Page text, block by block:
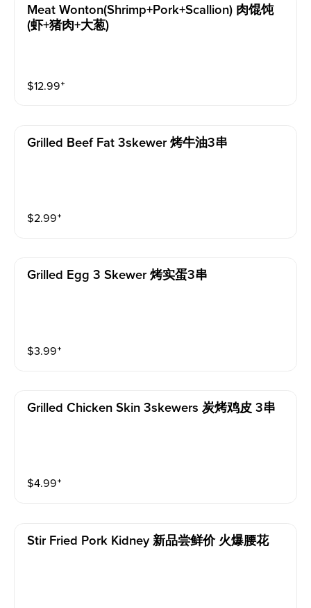
Meat Wonton(shrimp+pork+scallion) 肉馄饨
(虾+猪肉+大葱)
$12.99⁺
Grilled Beef Fat 3skewer 烤牛油3串
$2.99⁺
Grilled Egg 3 Skewer 烤实蛋3串
$3.99⁺
Grilled Chicken Skin 3skewers 炭烤鸡皮 3串
$4.99⁺
Stir Fried Pork Kidney 新品尝鲜价 火爆腰花